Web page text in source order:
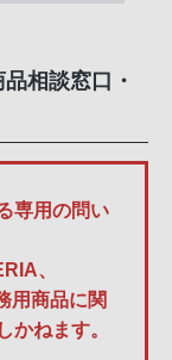
相談窓口・
専用の問い
、
用商品に関
かねます。